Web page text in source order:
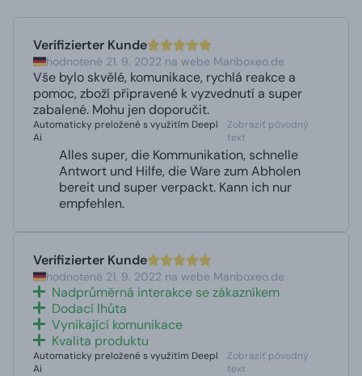
Verifizierter Kunde
hodnotené 21. 9. 2022 na webe Manboxeo.de
Vše bylo skvělé, komunikace, rychlá reakce a
pomoc, zboží připravené k vyzvednutí a super
zabalené. Mohu jen doporučit.
Automaticky preložené s využitím Deepl
Ai
Zobraziť pôvodný
text
Alles super, die Kommunikation, schnelle
Antwort und Hilfe, die Ware zum Abholen
bereit und super verpackt. Kann ich nur
empfehlen.
Verifizierter Kunde
hodnotené 21. 9. 2022 na webe Manboxeo.de
Nadprůměrná interakce se zákazníkem
Dodací lhůta
Vynikající komunikace
Kvalita produktu
Automaticky preložené s využitím Deepl
Ai
Zobraziť pôvodný
text